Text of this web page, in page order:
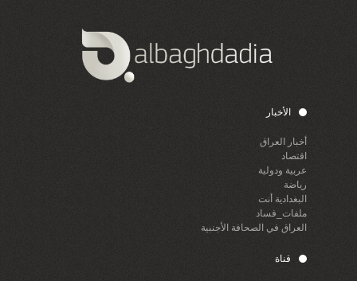
الأخبار
أخبار العراق
اقتصاد
عربية ودولية
رياضة
البغدادية أنت
ملفات_فساد
العراق في الصحافة الأجنبية
قناة